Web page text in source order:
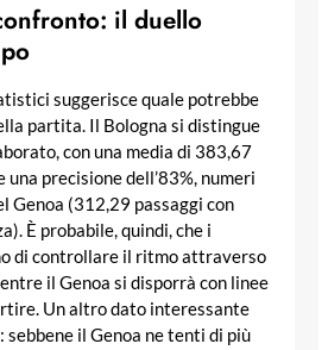
il duello
suggerisce quale potrebbe
partita. Il Bologna si distingue
con una media di 383,67
una precisione dell’83%, numeri
Genoa (312,29 passaggi con
È probabile, quindi, che i
di controllare il ritmo attraverso
il Genoa si disporrà con linee
Un altro dato interessante
il Genoa ne tenti di più